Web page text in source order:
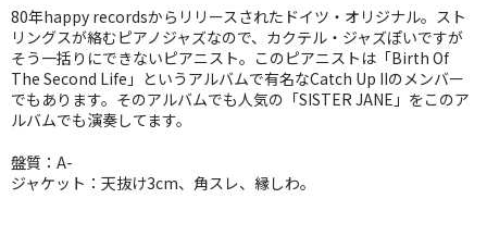
JAZZ-JP
JAZZ-VOCAL
J-POP
ROCK
80年happy recordsからリリースされたドイツ・オリジナル。スト
リングスが絡むピアノジャズなので、カクテル・ジャズぽいですが
そう一括りにできないピアニスト。このピアニストは「Birth Of
The Second Life」というアルバムで有名なCatch Up IIのメンバー
でもあります。そのアルバムでも人気の「SISTER JANE」をこのア
ルバムでも演奏してます。
盤質：A-
ジャケット：天抜け3cm、角スレ、縁しわ。